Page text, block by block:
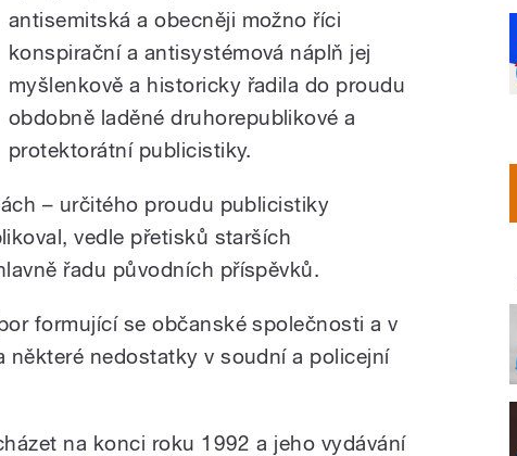
antisemitská a obecněji možno říci
konspirační a antisystémová náplň jej
myšlenkově a historicky řadila do proudu
obdobně laděné druhorepublikové a
protektorátní publicistiky.
– určitého proudu publicistiky
vedle přetisků starších
řadu původních příspěvků.
formující se občanské společnosti a v
některé nedostatky v soudní a policejní
na konci roku 1992 a jeho vydávání